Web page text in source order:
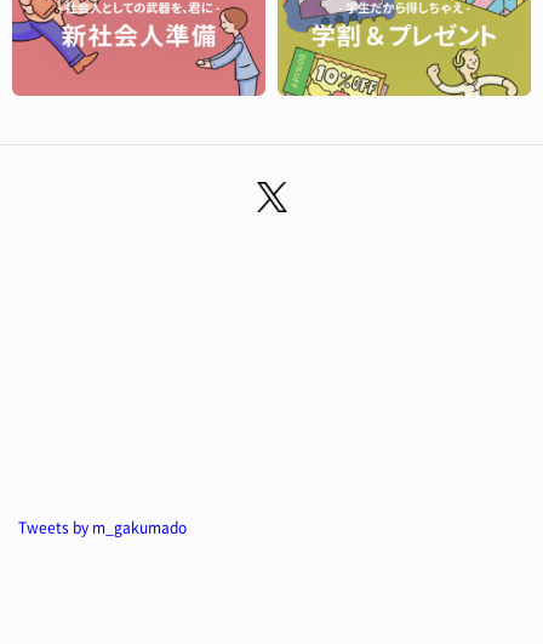
Tweets by m_gakumado